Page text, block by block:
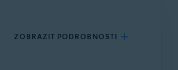
ZOBRAZIT PODROBNOSTI